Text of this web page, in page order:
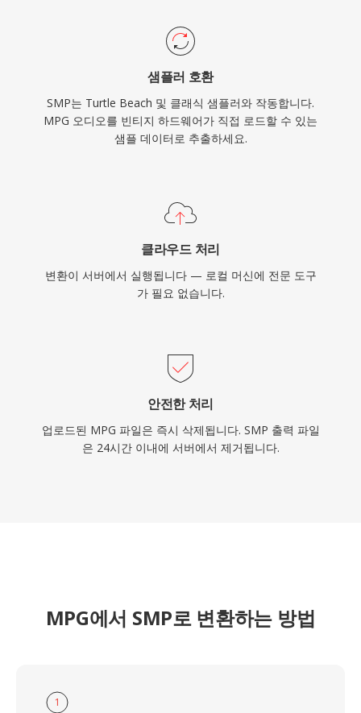
샘플러 호환
SMP는 Turtle Beach 및 클래식 샘플러와 작동합니다.
MPG 오디오를 빈티지 하드웨어가 직접 로드할 수 있는
샘플 데이터로 추출하세요.
클라우드 처리
변환이 서버에서 실행됩니다 — 로컬 머신에 전문 도구
가 필요 없습니다.
안전한 처리
업로드된 MPG 파일은 즉시 삭제됩니다. SMP 출력 파일
은 24시간 이내에 서버에서 제거됩니다.
MPG에서 SMP로 변환하는 방법
1